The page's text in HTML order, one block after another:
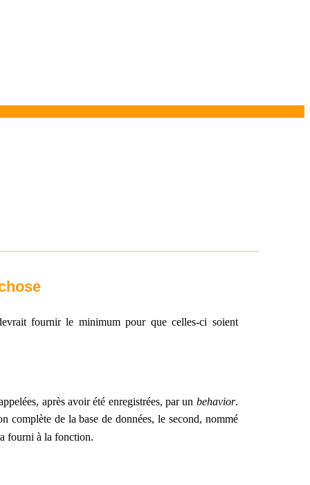
fournir le minimum pour que celles-ci soient
après avoir été enregistrées, par un behavior.
complète de la base de données, le second, nommé
fourni à la fonction.